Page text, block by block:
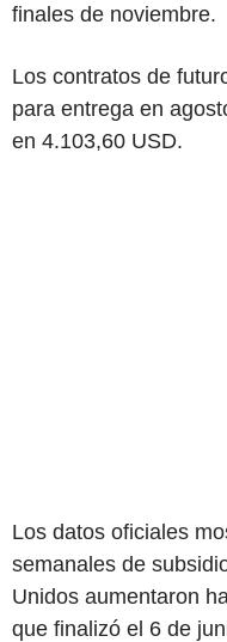
finales de noviembre.
Los contratos de
para entrega en
en 4.103,60 USD.
Los datos oficiales
semanales de
Unidos aumentaron
que finalizó el 6 de